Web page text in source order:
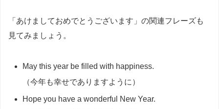
「あけましておめでとうございます」の関連フレーズも
見てみましょう。
May this year be filled with happiness.
（今年も幸せでありますように）
Hope you have a wonderful New Year.